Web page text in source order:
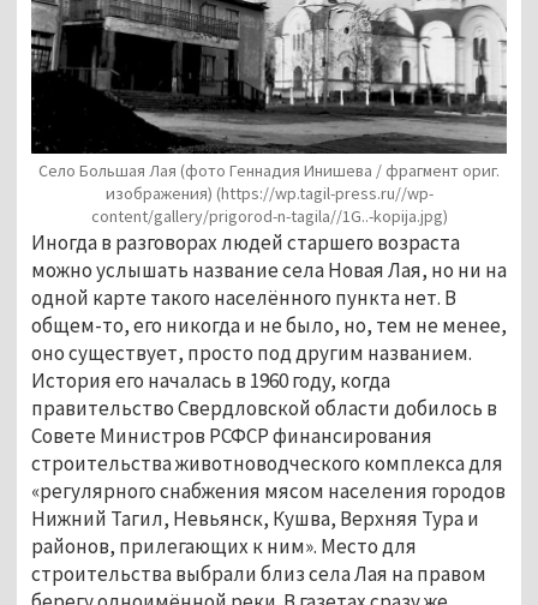
Село Большая Лая (фото Геннадия Инишева / фрагмент ориг.
изображения) (https://wp.tagil-press.ru//wp-
content/gallery/prigorod-n-tagila//1G..-kopija.jpg)
Иногда в разговорах людей старшего возраста
можно услышать название села Новая Лая, но ни на
одной карте такого населённого пункта нет. В
общем-то, его никогда и не было, но, тем не менее,
оно существует, просто под другим названием.
История его началась в 1960 году, когда
правительство Свердловской области добилось в
Совете Министров РСФСР финансирования
строительства животноводческого комплекса для
«регулярного снабжения мясом населения городов
Нижний Тагил, Невьянск, Кушва, Верхняя Тура и
районов, прилегающих к ним». Место для
строительства выбрали близ села Лая на правом